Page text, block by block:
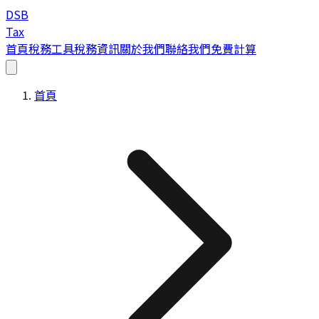
DSB
Tax
首頁稅務工具稅務資訊關於我們聯絡我們免費計算
首頁